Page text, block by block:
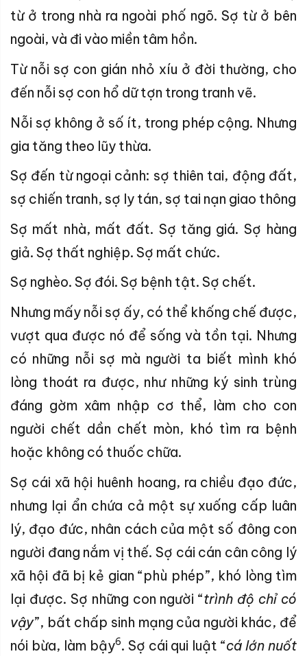
từ ở trong nhà ra ngoài phố ngõ. Sợ từ ở bên
ngoài, và đi vào miền tâm hồn.
Từ nỗi sợ con gián nhỏ xíu ở đời thường, cho
đến nỗi sợ con hổ dữ tợn trong tranh vẽ.
Nỗi sợ không ở số ít, trong phép cộng. Nhưng
gia tăng theo lũy thừa.
Sợ đến từ ngoại cảnh: sợ thiên tai, động đất,
sợ chiến tranh, sợ ly tán, sợ tai nạn giao thông
Sợ mất nhà, mất đất. Sợ tăng giá. Sợ hàng
giả. Sợ thất nghiệp. Sợ mất chức.
Sợ nghèo. Sợ đói. Sợ bệnh tật. Sợ chết.
Nhưng mấy nỗi sợ ấy, có thể khống chế được,
vượt qua được nó để sống và tồn tại. Nhưng
có những nỗi sợ mà người ta biết mình khó
lòng thoát ra được, như những ký sinh trùng
đáng gờm xâm nhập cơ thể, làm cho con
người chết dần chết mòn, khó tìm ra bệnh
hoặc không có thuốc chữa.
Sợ cái xã hội huênh hoang, ra chiều đạo đức,
nhưng lại ẩn chứa cả một sự xuống cấp luân
lý, đạo đức, nhân cách của một số đông con
người đang nắm vị thế. Sợ cái cán cân công lý
xã hội đã bị kẻ gian “phù phép”, khó lòng tìm
lại được. Sợ những con người “trình độ chỉ có
vậy”, bất chấp sinh mạng của người khác, để
nói bừa, làm bậy6. Sợ cái qui luật “cá lớn nuốt